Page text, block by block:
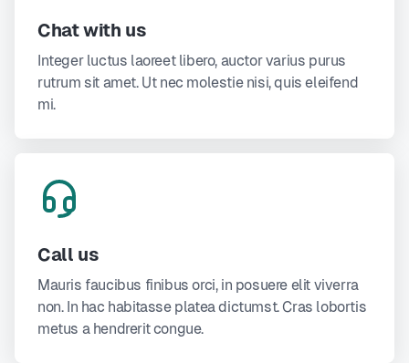
Chat with us
Integer luctus laoreet libero, auctor varius purus
rutrum sit amet. Ut nec molestie nisi, quis eleifend
mi.
Call us
Mauris faucibus finibus orci, in posuere elit viverra
non. In hac habitasse platea dictumst. Cras lobortis
metus a hendrerit congue.